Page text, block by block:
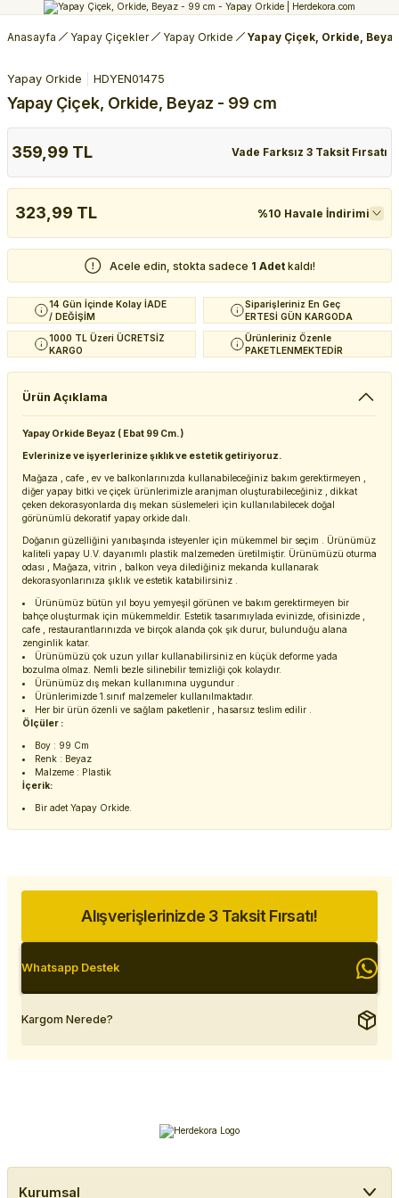
Anasayfa Yapay Çiçekler Yapay Orkide Yapay Çiçek, Orkide,
Yapay Orkide HDYEN01475
Yapay Çiçek, Orkide, Beyaz - 99 cm
359,99 TL Vade Farksız 3 Taksit Fırsatı
323,99 TL %10 Havale İndirimi
Acele edin, stokta sadece 1 Adet kaldı!
14 Gün İçinde Kolay İADE
/ DEĞİŞİM
Siparişleriniz En Geç
ERTESİ GÜN KARGODA
1000 TL Üzeri ÜCRETSİZ
KARGO
Ürünleriniz Özenle
PAKETLENMEKTEDİR
Ürün Açıklama
Yapay Orkide Beyaz ( Ebat 99 Cm. )
Evlerinize ve işyerlerinize şıklık ve estetik getiriyoruz.
Mağaza , cafe , ev ve balkonlarınızda kullanabileceğiniz bakım gerektirmeyen ,
diğer yapay bitki ve çiçek ürünlerimizle aranjman oluşturabileceğiniz , dikkat
çeken dekorasyonlarda dış mekan süslemeleri için kullanılabilecek doğal
görünümlü dekoratif yapay orkide dalı.
Doğanın güzelliğini yanıbaşında isteyenler için mükemmel bir seçim . Ürünümüz
kaliteli yapay U.V. dayanımlı plastik malzemeden üretilmiştir. Ürünümüzü oturma
odası , Mağaza, vitrin , balkon veya dilediğiniz mekanda kullanarak
dekorasyonlarınıza şıklık ve estetik katabilirsiniz .
Ürünümüz bütün yıl boyu yemyeşil görünen ve bakım gerektirmeyen bir
bahçe oluşturmak için mükemmeldir. Estetik tasarımıylada evinizde, ofisinizde ,
cafe , restaurantlarınızda ve birçok alanda çok şık durur, bulunduğu alana
zenginlik katar.
Ürünümüzü çok uzun yıllar kullanabilirsiniz en küçük deforme yada
bozulma olmaz. Nemli bezle silinebilir temizliği çok kolaydır.
Ürünümüz dış mekan kullanımına uygundur .
Ürünlerimizde 1.sınıf malzemeler kullanılmaktadır.
Her bir ürün özenli ve sağlam paketlenir , hasarsız teslim edilir .
Ölçüler :
Boy : 99 Cm
Renk : Beyaz
Malzeme : Plastik
İçerik:
Bir adet Yapay Orkide.
Alışverişlerinizde 3 Taksit Fırsatı!
Whatsapp Destek
Kargom Nerede?
Kurumsal